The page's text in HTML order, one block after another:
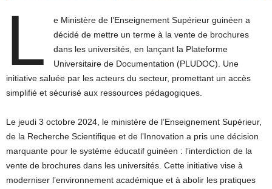
L
e Ministère de l’Enseignement Supérieur guinéen a
décidé de mettre un terme à la vente de brochures
dans les universités, en lançant la Plateforme
Universitaire de Documentation (PLUDOC). Une
initiative saluée par les acteurs du secteur, promettant un accès
simplifié et sécurisé aux ressources pédagogiques.
Le jeudi 3 octobre 2024, le ministère de l’Enseignement Supérieur,
de la Recherche Scientifique et de l’Innovation a pris une décision
marquante pour le système éducatif guinéen : l’interdiction de la
vente de brochures dans les universités. Cette initiative vise à
moderniser l’environnement académique et à abolir les pratiques